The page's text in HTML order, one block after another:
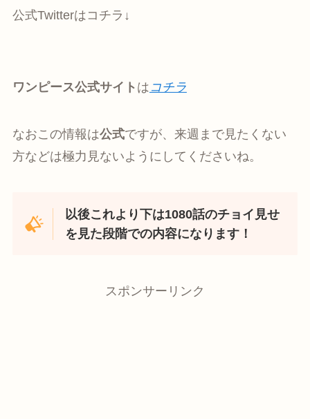
公式Twitterはコチラ↓
ワンピース公式サイト は コチラ
なおこの情報は公式ですが、来週まで見たくない
方などは極力見ないようにしてくださいね。
以後これより下は1080話のチョイ見せ
を見た段階での内容になります ！
スポンサーリンク